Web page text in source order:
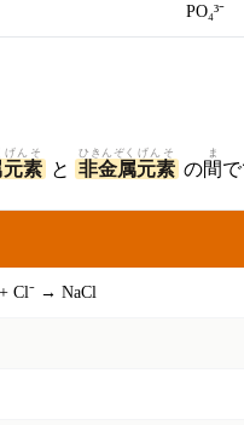
PO₄³⁻
元素
げんそ
と 非金属
ひきんぞく
元素
げんそ
の間
ま
Cl⁻ → NaCl